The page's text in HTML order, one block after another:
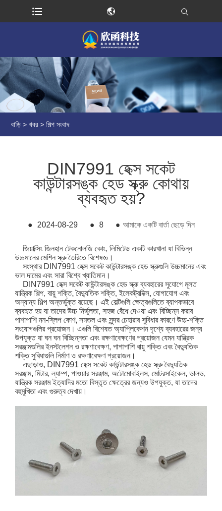
বাড়ি > খবর >শিল্প সংবাদ
DIN7991 হেক্স সকেট
কাউন্টারসঙ্ক হেড স্ক্রু কোথায়
ব্যবহৃত হয়?
● 2024-08-29 ● 8 ● আমাকে একটি বার্তা ছেড়ে দিন
জিয়াক্সিং জিনহান টেকনোলজি কোং, লিমিটেড একটি কারখানা যা বিভিন্ন
উচ্চমানের মেশিন স্ক্রু তৈরিতে বিশেষজ্ঞ।
সংস্থার DIN7991 হেক্স সকেট কাউন্টারসঙ্ক হেড স্ক্রুগুলি উচ্চমানের এবং
ভাল দামের এবং সারা বিশ্বে খ্যাতিমান।
DIN7991 হেক্স সকেট কাউন্টারসঙ্ক হেড স্ক্রু ব্যবহারের সুযোগে মূলত
যান্ত্রিক শিল্প, বায়ু শক্তি, বৈদ্যুতিক শক্তি, ইলেকট্রনিক্স, যোগাযোগ এবং
অন্যান্য শিল্প অন্তর্ভুক্ত রয়েছে। এই বোল্টগুলি ক্ষেত্রগুলিতে ব্যাপকভাবে
ব্যবহৃত হয় যা তাদের উচ্চ নির্ভুলতা, সহজ বেঁধে দেওয়া এবং বিচ্ছিন্ন করার
পাশাপাশি নন-স্লিপ কোণ, সমতল এবং সুন্দর চেহারার সুবিধার কারণে উচ্চ-শক্তি
সংযোগগুলির প্রয়োজন। এগুলি বিশেষত অ্যাপ্লিকেশন দৃশ্যে ব্যবহারের জন্য
উপযুক্ত যা ঘন ঘন বিচ্ছিন্নতা এবং রক্ষণাবেক্ষণের প্রয়োজন যেমন যান্ত্রিক
সরঞ্জামগুলির ইনস্টলেশন ও রক্ষণাবেক্ষণ, পাশাপাশি বায়ু শক্তি এবং বৈদ্যুতিক
শক্তি সুবিধাগুলি নির্মাণ ও রক্ষণাবেক্ষণ প্রয়োজন।
এছাড়াও, DIN7991 হেক্স সকেট কাউন্টারসঙ্ক হেড স্ক্রু বৈদ্যুতিক
সরঞ্জাম, মিটার, ল্যাম্প, পাওয়ার সরঞ্জাম, অটোমোবাইলস, মোটরসাইকেল, ভালভ,
যান্ত্রিক সরঞ্জাম ইত্যাদির মতো বিস্তৃত ক্ষেত্রের জন্যও উপযুক্ত, যা তাদের
বহুমুখিতা এবং গুরুত্ব দেখায়।